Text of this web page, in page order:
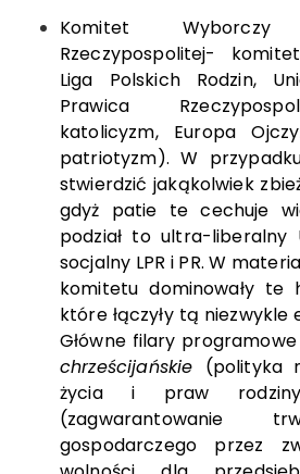
Komitet
Rzeczypospolitej-
Liga Polskich Rodzin,
Prawica
katolicyzm, Europa
patriotyzm). W
stwierdzić jakąkolwiek
gdyż patie te cechuje
podział to ultra-liberalny
socjalny LPR i PR. W
komitetu dominowały te
które łączyły tą niezwykle
Główne filary
chrześcijańskie (polityka
życia i praw
(zagwarantowanie
gospodarczego przez